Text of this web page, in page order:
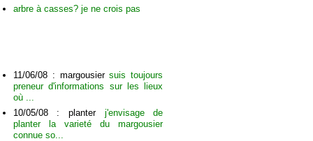
arbre à casses? je ne crois pas
11/06/08 : margousiersuis toujours
preneur d'informations sur les lieux
où ...
10/05/08 : planter j'envisage de
planter la varieté du margousier
connue so...